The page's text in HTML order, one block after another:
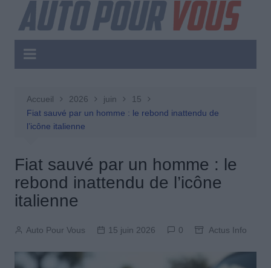
Accueil 2026 juin
15
Fiat sauvé par un homme : le rebond inattendu de
l’icône italienne
Fiat sauvé par un homme : le
rebond inattendu de l’icône
italienne
Auto Pour Vous 15 juin 2026 0 Actus Info